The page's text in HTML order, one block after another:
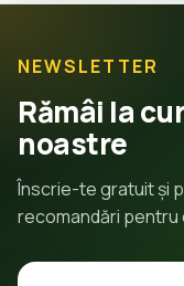
NEWSLETTER
Rămâi la
noastre
Înscrie-te gratuit și
recomandări